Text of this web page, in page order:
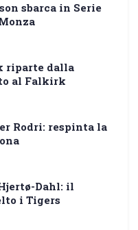
sbarca in Serie
riparte dalla
al Falkirk
Rodri: respinta la
Dahl: il
i Tigers